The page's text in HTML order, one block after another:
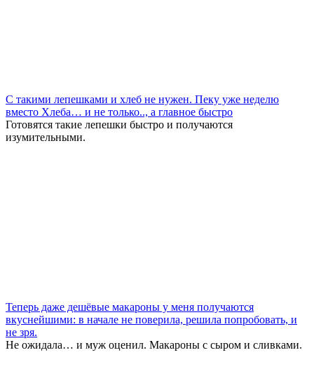
С такими лепешками и хлеб не нужен. Пеку уже неделю
вместо Хлеба… и не только.., а главное быстро
Готовятся такие лепешки быстро и получаются
изумительными.
Теперь даже дешёвые макароны у меня получаются
вкуснейшими: в начале не поверила, решила попробовать, и
не зря.
Не ожидала… и муж оценил. Макароны с сыром и сливками.